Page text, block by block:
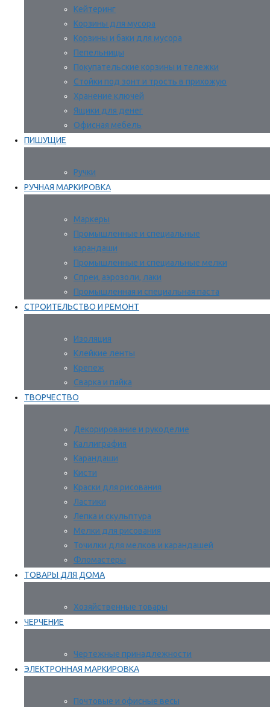
Кейтеринг
Корзины для мусора
Корзины и баки для мусора
Пепельницы
Покупательские корзины и тележки
Стойки под зонт и трость в прихожую
Хранение ключей
Ящики для денег
Офисная мебель
ПИШУЩИЕ
Ручки
РУЧНАЯ МАРКИРОВКА
Маркеры
Промышленные и специальные
карандаши
Промышленные и специальные мелки
Спреи, аэрозоли, лаки
Промышленная и специальная паста
СТРОИТЕЛЬСТВО И РЕМОНТ
Изоляция
Клейкие ленты
Крепеж
Сварка и пайка
ТВОРЧЕСТВО
Декорирование и рукоделие
Каллиграфия
Карандаши
Кисти
Краски для рисования
Ластики
Лепка и скульптура
Мелки для рисования
Точилки для мелков и карандашей
Фломастеры
ТОВАРЫ ДЛЯ ДОМА
Хозяйственные товары
ЧЕРЧЕНИЕ
Чертежные принадлежности
ЭЛЕКТРОННАЯ МАРКИРОВКА
Почтовые и офисные весы